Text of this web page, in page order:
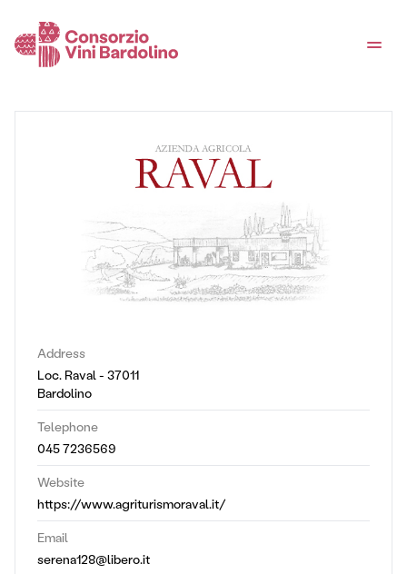
Address
Loc. Raval - 37011
Bardolino
Telephone
045 7236569
Website
https://www.agriturismoraval.it/
Email
serena128@libero.it